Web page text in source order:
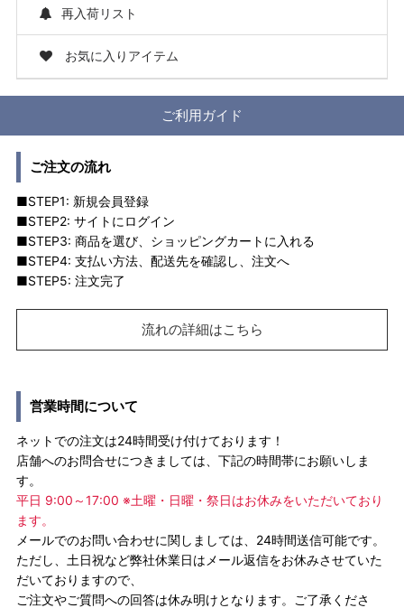
再入荷リスト
お気に入りアイテム
ご利用ガイド
ご注文の流れ
■STEP1: 新規会員登録
■STEP2: サイトにログイン
■STEP3: 商品を選び、ショッピングカートに入れる
■STEP4: 支払い方法、配送先を確認し、注文へ
■STEP5: 注文完了
流れの詳細はこちら
営業時間について
ネットでの注文は24時間受け付けております！
店舗へのお問合せにつきましては、下記の時間帯にお願いしま
す。
平日 9:00～17:00 ※土曜・日曜・祭日はお休みをいただいており
ます。
メールでのお問い合わせに関しましては、24時間送信可能です。
ただし、土日祝など弊社休業日はメール返信をお休みさせていた
だいておりますので、
ご注文やご質問への回答は休み明けとなります。ご了承くださ